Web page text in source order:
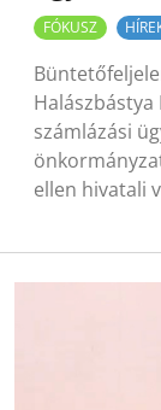
FÓKUSZ
számlázási
ellen hivatali